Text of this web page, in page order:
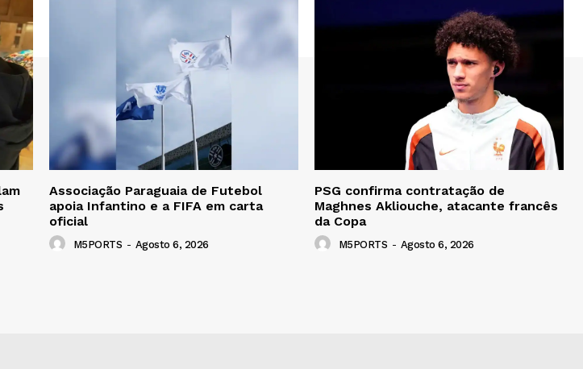
Associação Paraguaia de Futebol
apoia Infantino e a FIFA em carta
oficial
M5PORTS - Agosto 6, 2026
PSG confirma contratação de
Maghnes Akliouche, atacante francês
da Copa
M5PORTS - Agosto 6, 2026